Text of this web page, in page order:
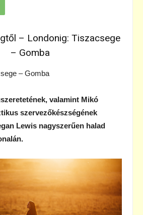
– Londonig: Tiszacsege
– Gomba
– Gomba
valamint Mikó
szervezőkészségének
Lewis nagyszerűen halad